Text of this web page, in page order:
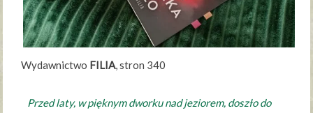
Wydawnictwo FILIA, stron 340
Przed laty, w pięknym dworku nad jeziorem, doszło do